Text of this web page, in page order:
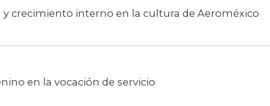
crecimiento interno en la cultura de Aeroméxico
en la vocación de servicio